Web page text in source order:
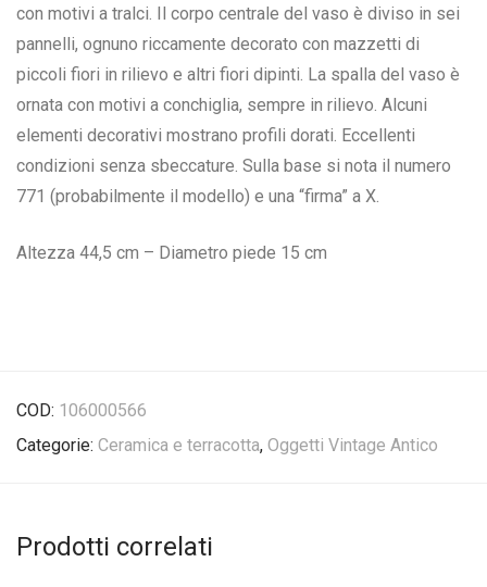
con motivi a tralci. Il corpo centrale del vaso è diviso in sei
pannelli, ognuno riccamente decorato con mazzetti di
piccoli fiori in rilievo e altri fiori dipinti. La spalla del vaso è
ornata con motivi a conchiglia, sempre in rilievo. Alcuni
elementi decorativi mostrano profili dorati. Eccellenti
condizioni senza sbeccature. Sulla base si nota il numero
771 (probabilmente il modello) e una “firma” a X.
Altezza 44,5 cm – Diametro piede 15 cm
COD: 106000566
Categorie: Ceramica e terracotta, Oggetti Vintage Antico
Prodotti correlati